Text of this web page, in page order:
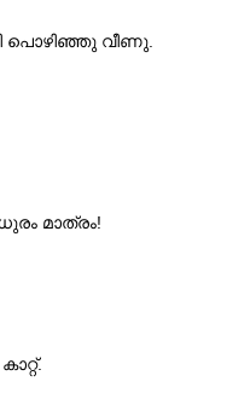
പൊഴിഞ്ഞു വീണു.
മാത്രം!